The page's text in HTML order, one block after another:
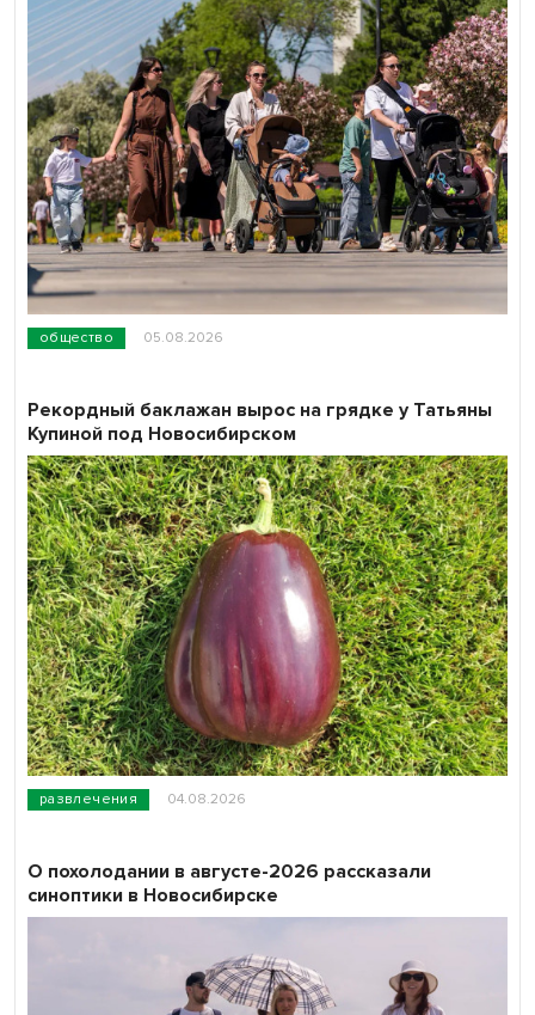
общество 05.08.2026
развлечения 04.08.2026
Рекордный баклажан вырос на грядке у Татьяны
Купиной под Новосибирском
О похолодании в августе-2026 рассказали
синоптики в Новосибирске